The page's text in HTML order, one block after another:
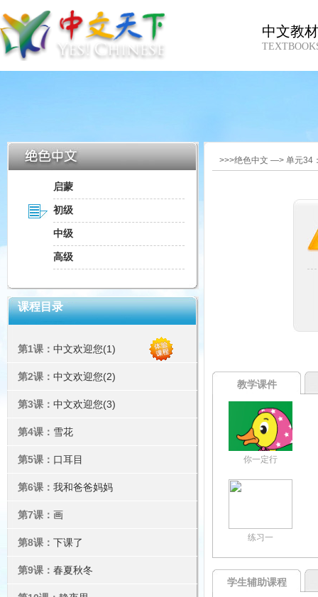
中文教
启蒙
初级
中级
高级
课程目录
第1课： 中文欢迎您(1)
第2课： 中文欢迎您(2)
第3课： 中文欢迎您(3)
第4课： 雪花
第5课： 口耳目
第6课： 我和爸爸妈妈
第7课： 画
第8课： 下课了
第9课： 春夏秋冬
>>>绝色中文 —> 单元34
教学课件
你一定行
练习一
学生辅助课程